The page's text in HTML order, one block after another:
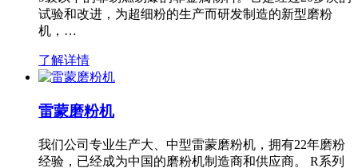
试验和改进，为超细粉的生产而研发制造的新型磨粉
机，…
了解详情
雷蒙磨粉机
我们公司专业生产大、中型雷蒙磨粉机，拥有22年磨粉
经验，已经成为中国的磨粉机制造商和供应商。 R系列